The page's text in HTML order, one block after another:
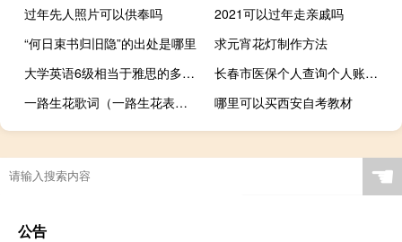
过年先人照片可以供奉吗
2021可以过年走亲戚吗
“何日束书归旧隐”的出处是哪里
求元宵花灯制作方法
大学英语6级相当于雅思的多少分
长春市医保个人查询个人账户查询（长春市医保网个人查询）
一路生花歌词（一路生花表达什么意思）
哪里可以买西安自考教材
☚
公告